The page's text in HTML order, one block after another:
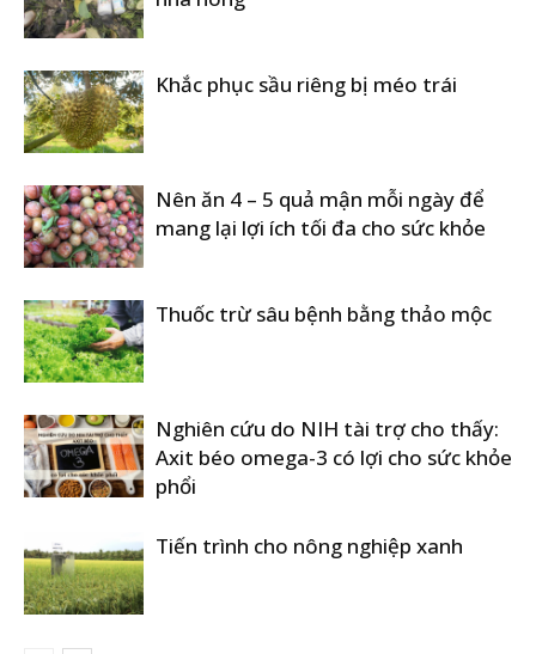
Khắc phục sầu riêng bị méo trái
Nên ăn 4 – 5 quả mận mỗi ngày để
mang lại lợi ích tối đa cho sức khỏe
Thuốc trừ sâu bệnh bằng thảo mộc
Nghiên cứu do NIH tài trợ cho thấy:
Axit béo omega-3 có lợi cho sức khỏe
phổi
Tiến trình cho nông nghiệp xanh